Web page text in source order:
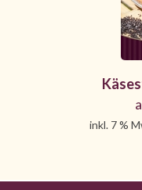
inkl. 7 %